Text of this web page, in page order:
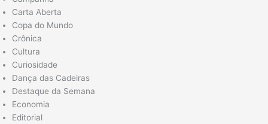
Carta Aberta
Copa do Mundo
Crônica
Cultura
Curiosidade
Dança das Cadeiras
Destaque da Semana
Economia
Editorial